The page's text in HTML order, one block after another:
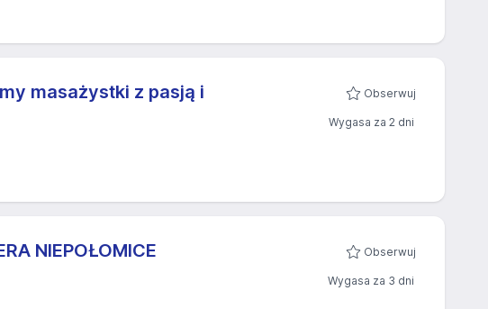
masażystki z pasją i
Obserwuj
Wygasa za 2 dni
NIEPOŁOMICE Obserwuj
Wygasa za 3 dni